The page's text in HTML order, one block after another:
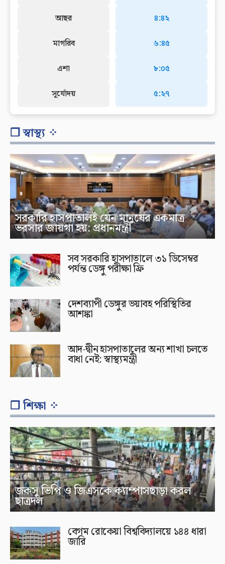
আছর
মাগরিব
এশা
সূর্যোদয়
৪:৪২
৬:৪৫
৮:০৫
৫:২৭
❐ স্বাস্থ্য ⁘
সরকারি হাসপাতালই যেন মানুষের একমাত্র
ভরসার জায়গা হয়: প্রধানমন্ত্রী
সব সরকারি হাসপাতালে ৩১ ডিসেম্বর
পর্যন্ত ডেঙ্গু পরীক্ষা ফ্রি
দেশব্যাপী ডেঙ্গুর ভয়াবহ পরিস্থিতির
আশঙ্কা
আদ-দ্বীন হাসপাতালের অন্য শাখা চলতে
বাধা নেই: স্বাস্থ্যমন্ত্রী
❐ শিক্ষা ⁘
জকসু ভিপি ও জিএসকে ক্যাম্পাসছাড়া করল
ছাত্রদল
বেগম রোকেয়া বিশ্ববিদ্যালয়ে ১৪৪ ধারা
জারি